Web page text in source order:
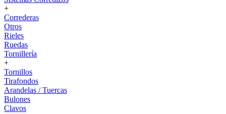
+
Correderas
Otros
Rieles
Ruedas
Tornillería
+
Tornillos
Tirafondos
Arandelas / Tuercas
Bulones
Clavos